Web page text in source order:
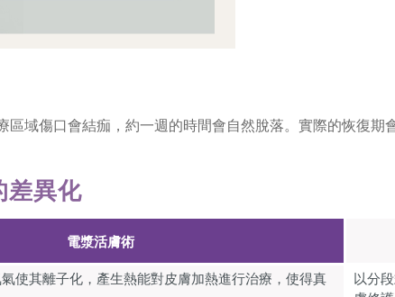
域傷口會結痂，約一週的時間會自然脫落。實際的恢復期
差異化
電漿活膚術
使其離子化，產生熱能對皮膚加熱進行治療，使得真
以分